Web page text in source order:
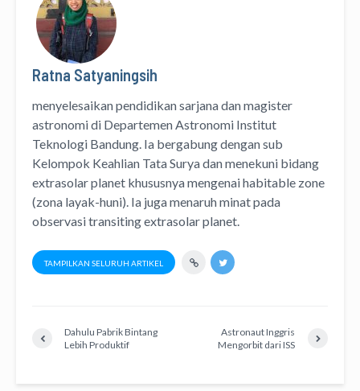
Ratna Satyaningsih
menyelesaikan pendidikan sarjana dan magister
astronomi di Departemen Astronomi Institut
Teknologi Bandung. Ia bergabung dengan sub
Kelompok Keahlian Tata Surya dan menekuni bidang
extrasolar planet khususnya mengenai habitable zone
(zona layak-huni). Ia juga menaruh minat pada
observasi transiting extrasolar planet.
TAMPILKAN SELURUH ARTIKEL
Dahulu Pabrik Bintang
Lebih Produktif
Astronaut Inggris
Mengorbit dari ISS